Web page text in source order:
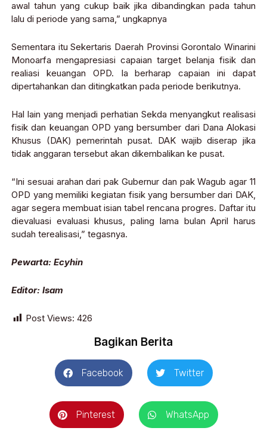
awal tahun yang cukup baik jika dibandingkan pada tahun
lalu di periode yang sama,” ungkapnya
Sementara itu Sekertaris Daerah Provinsi Gorontalo Winarini
Monoarfa mengapresiasi capaian target belanja fisik dan
realiasi keuangan OPD. Ia berharap capaian ini dapat
dipertahankan dan ditingkatkan pada periode berikutnya.
Hal lain yang menjadi perhatian Sekda menyangkut realisasi
fisik dan keuangan OPD yang bersumber dari Dana Alokasi
Khusus (DAK) pemerintah pusat. DAK wajib diserap jika
tidak anggaran tersebut akan dikembalikan ke pusat.
“Ini sesuai arahan dari pak Gubernur dan pak Wagub agar 11
OPD yang memiliki kegiatan fisik yang bersumber dari DAK,
agar segera membuat isian tabel rencana progres. Daftar itu
dievaluasi evaluasi khusus, paling lama bulan April harus
sudah terealisasi,” tegasnya.
Pewarta: Ecyhin
Editor: Isam
Post Views: 426
Bagikan Berita
Facebook Twitter
Pinterest WhatsApp